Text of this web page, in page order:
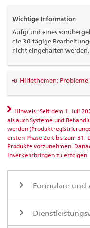
Wichtige Information
Aufgrund eines
die 30-tägige
nicht eingehalten
Hilfethemen: Probleme
Hinweis : Seit dem 1. Juli
als auch Systeme und
werden
ersten Phase Zeit bis zum
Produkte vorzunehmen.
Inverkehrbringen zu erfolgen.
Formulare und